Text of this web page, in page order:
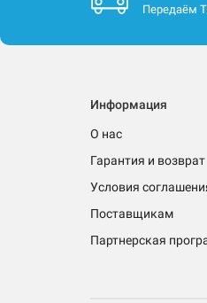
Передаём
Информация
О нас
Гарантия и возврат
Условия
Поставщикам
Партнерская